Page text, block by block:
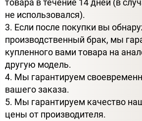
товара в течение 14 дней (в
не использовался).
3. Если после покупки вы
производственный брак, мы
купленного вами товара на
другую модель.
4. Мы гарантируем
вашего заказа.
5. Мы гарантируем качество
цены от производителя.